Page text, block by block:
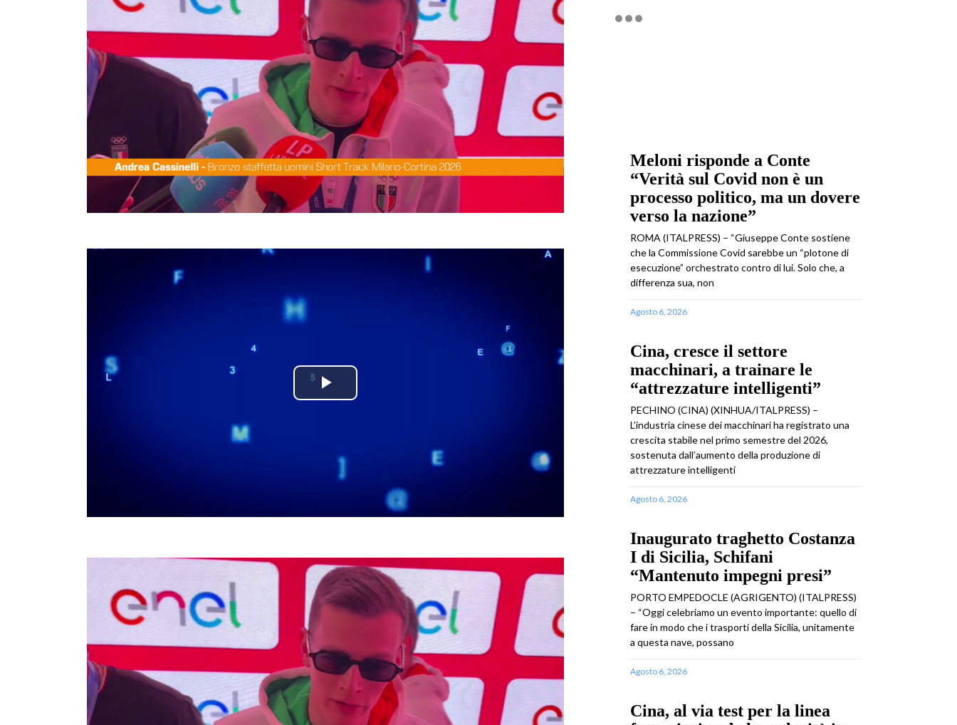
Play
Meloni risponde a Conte
“Verità sul Covid non è un
processo politico, ma un dovere
verso la nazione”
ROMA (ITALPRESS) – “Giuseppe Conte sostiene
che la Commissione Covid sarebbe un “plotone di
esecuzione” orchestrato contro di lui. Solo che, a
differenza sua, non
Agosto 6, 2026
Cina, cresce il settore
macchinari, a trainare le
“attrezzature intelligenti”
PECHINO (CINA) (XINHUA/ITALPRESS) –
L’industria cinese dei macchinari ha registrato una
crescita stabile nel primo semestre del 2026,
sostenuta dall’aumento della produzione di
attrezzature intelligenti
Agosto 6, 2026
Inaugurato traghetto Costanza
I di Sicilia, Schifani
“Mantenuto impegni presi”
PORTO EMPEDOCLE (AGRIGENTO) (ITALPRESS)
– “Oggi celebriamo un evento importante: quello di
fare in modo che i trasporti della Sicilia, unitamente
a questa nave, possano
Agosto 6, 2026
Cina, al via test per la linea